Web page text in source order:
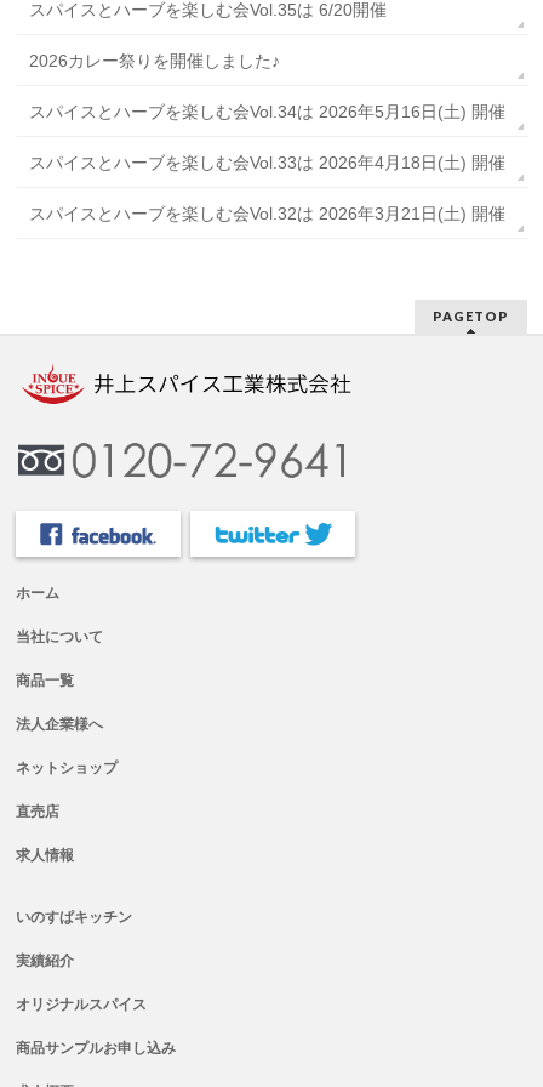
スパイスとハーブを楽しむ会Vol.35は 6/20開催
2026カレー祭りを開催しました♪
スパイスとハーブを楽しむ会Vol.34は 2026年5月16日(土) 開催
スパイスとハーブを楽しむ会Vol.33は 2026年4月18日(土) 開催
スパイスとハーブを楽しむ会Vol.32は 2026年3月21日(土) 開催
PAGETOP
ホーム
当社について
商品一覧
法人企業様へ
ネットショップ
直売店
求人情報
いのすぱキッチン
実績紹介
オリジナルスパイス
商品サンプルお申し込み